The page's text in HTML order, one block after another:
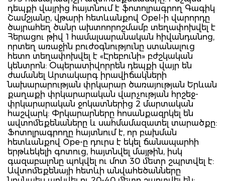
դեպքի վայրից հայտնում է ֆոտոլրագրող Գագիկ
Շամշյանը, վթարի հետևանքով Opel-ի վարորդը
ծայրահեղ ծանր ախտոորոշմամբ տեղափոխվել է
Հերացու թիվ 1 համալսարանական հիվանդանոց,
որտեղ առաջին բուժօգնությունը ստանալուց
հետո տեղափոխվել է «Էրեբունի» բժշկական
կենտրոն: Օպերատիվորրեն դեպքի վայր են
ժամանել Արտակարգ իրավիճակների
նախարարության փրկարար ծառայության Երևան
քաղաքի փրկարարական վարչության հրշեջ-
փրկարարական ջոկատներից 2 մարտական
հաշվարկ: Փրկարարները հոսանքազրկել են
ավտոմեքենաները և սահմամազատել տարածքը:
Ֆոտոլրագրողը հայտնում է, որ բախման
հետևանքով Ope-ը դուրս է եկել ճանապարհի
երթևեկելի գոտուց, հայտնվել մայթին, իսկ
գազաբալոնը պոկվել ու մոտ 30 մետր շպրտվել է:
Ավտոմեքենայի հետևի անվահեծանները